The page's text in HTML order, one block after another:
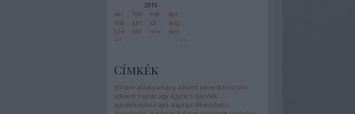
2015
<< >>
jan feb már
ápr
máj
jún júl
aug
sze
okt nov dec
Címkék
3D terv ablakpárkány advent adventi koszorú
adventi naptár ágy ágyrács ajándék
ajándékdoboz ajtó alaprajz Alberobello